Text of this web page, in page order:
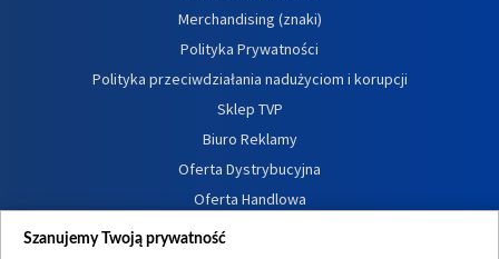
Merchandising (znaki)
Polityka Prywatności
Polityka przeciwdziałania nadużyciom i korupcji
Sklep TVP
Biuro Reklamy
Oferta Dystrybucyjna
Oferta Handlowa
Dostępność
Szanujemy Twoją prywatność